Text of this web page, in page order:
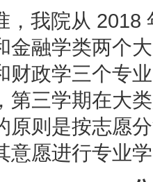
，我院从 2018
金融学类两个
财政学三个专
第三学期在大
原则是按志愿
意愿进行专业